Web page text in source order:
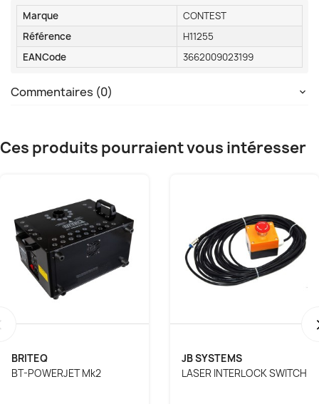
Marque
CONTEST
Référence
H11255
EANCode
3662009023199
Commentaires (0)
Ces produits pourraient vous intéresser
BRITEQ
BT-POWERJET Mk2
JB SYSTEMS
LASER INTERLOCK SWITCH